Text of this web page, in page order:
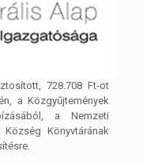
728.708 Ft-ot
a Közgyűjtemények
a Nemzeti
Könyvtárának